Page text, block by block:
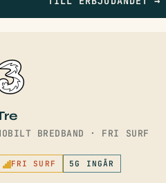
BREDBAND · FRI SURF
FRI SURF 5G INGÅR